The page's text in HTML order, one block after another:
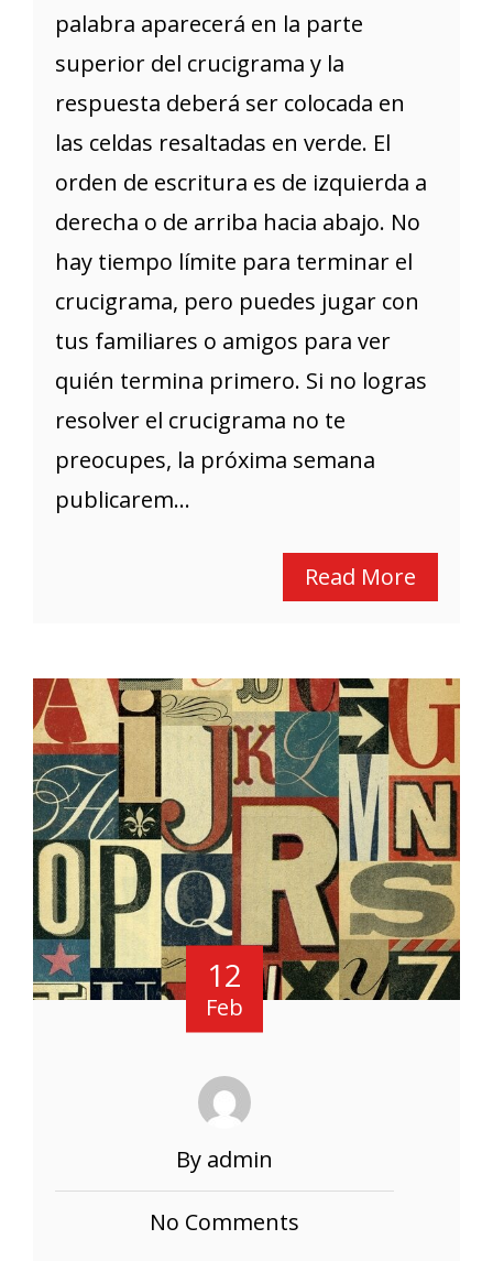
palabra aparecerá en la parte
superior del crucigrama y la
respuesta deberá ser colocada en
las celdas resaltadas en verde. El
orden de escritura es de izquierda a
derecha o de arriba hacia abajo. No
hay tiempo límite para terminar el
crucigrama, pero puedes jugar con
tus familiares o amigos para ver
quién termina primero. Si no logras
resolver el crucigrama no te
preocupes, la próxima semana
publicarem...
Read More
12
Feb
By admin
No Comments